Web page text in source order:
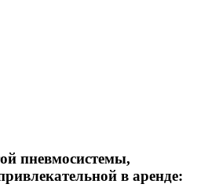
пневмосистемы,
в аренде: